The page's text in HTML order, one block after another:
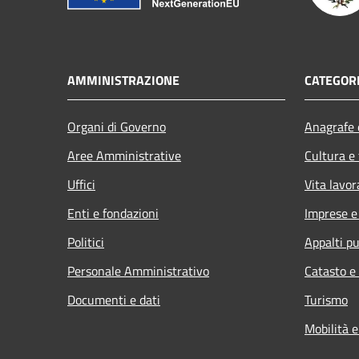
AMMINISTRAZIONE
Organi di Governo
Aree Amministrative
Uffici
Enti e fondazioni
Politici
Personale Amministrativo
Documenti e dati
Cultura
Vita
Imprese
Appalti
Catasto
Turismo
Mobilità